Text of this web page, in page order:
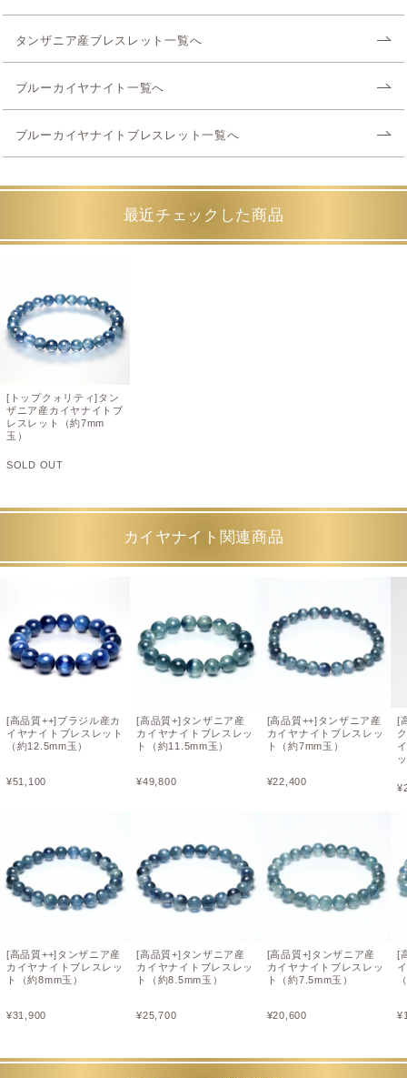
タンザニア産ブレスレット一覧へ
ブルーカイヤナイト一覧へ
ブルーカイヤナイトブレスレット一覧へ
最近チェックした商品
[トップクォリティ]タン
ザニア産カイヤナイトブ
レスレット（約7mm
玉）
SOLD OUT
カイヤナイト関連商品
[高品質++]ブラジル産カ
イヤナイトブレスレット
（約12.5mm玉）
¥51,100
[高品質++]タンザニア産
カイヤナイトブレスレッ
ト（約8mm玉）
¥31,900
[高品質+]タンザニア産
カイヤナイトブレスレッ
ト（約11.5mm玉）
¥49,800
[高品質+]タンザニア産
カイヤナイトブレスレッ
ト（約8.5mm玉）
¥25,700
[高品質++]タンザニア産
カイヤナイトブレスレッ
ト（約7mm玉）
¥22,400
[高品質+]タンザニア産
カイヤナイトブレスレッ
ト（約7.5mm玉）
¥20,600
[
¥
[
¥